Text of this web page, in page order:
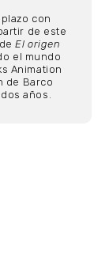
con
de este
deEl origen
el mundo
Animation
de Barco
años.